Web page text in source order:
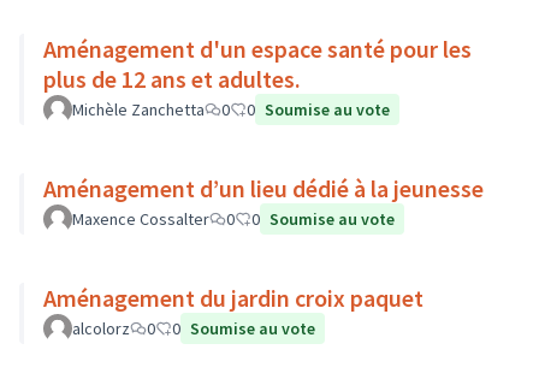
Aménagement d'un espace santé pour les
plus de 12 ans et adultes.
Michèle Zanchetta 0 0 Soumise au vote
Aménagement d’un lieu dédié à la jeunesse
Maxence Cossalter 0 0 Soumise au vote
Aménagement du jardin croix paquet
alcolorz 0 0 Soumise au vote